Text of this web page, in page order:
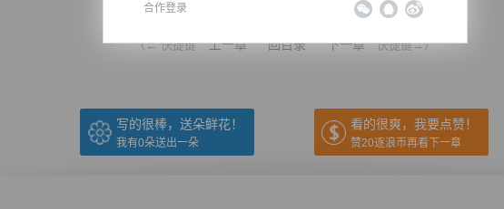
（← 快捷键 上一章 回目录 下一章 快捷键→）
写的很棒，送朵鲜花！
我有0朵送出一朵
看的很爽，我要点赞！
赞20逐浪币再看下一章
合作登录